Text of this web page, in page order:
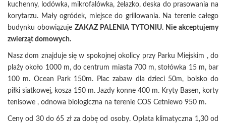
kuchenny, lodówka, mikrofalówka, żelazko, deska do prasowania na
korytarzu. Mały ogródek, miejsce do grillowania. Na terenie całego
budynku obowiązuje ZAKAZ PALENIA TYTONIU. Nie akceptujemy
zwierząt domowych.
Nasz dom znajduje się w spokojnej okolicy przy Parku Miejskim , do
plaży około 1000 m, do centrum miasta 700 m, stołówka 15 m, bar
100 m. Ocean Park 150m. Plac zabaw dla dzieci 50m, boisko do
piłki siatkowej, kosza 150 m. Jazdy konne 400 m. Kryty Basen, korty
tenisowe , odnowa biologiczna na terenie COS Cetniewo 950 m.
Ceny od 30 do 65 zł za dobę od osoby. Opłata klimatyczna 1,30 od